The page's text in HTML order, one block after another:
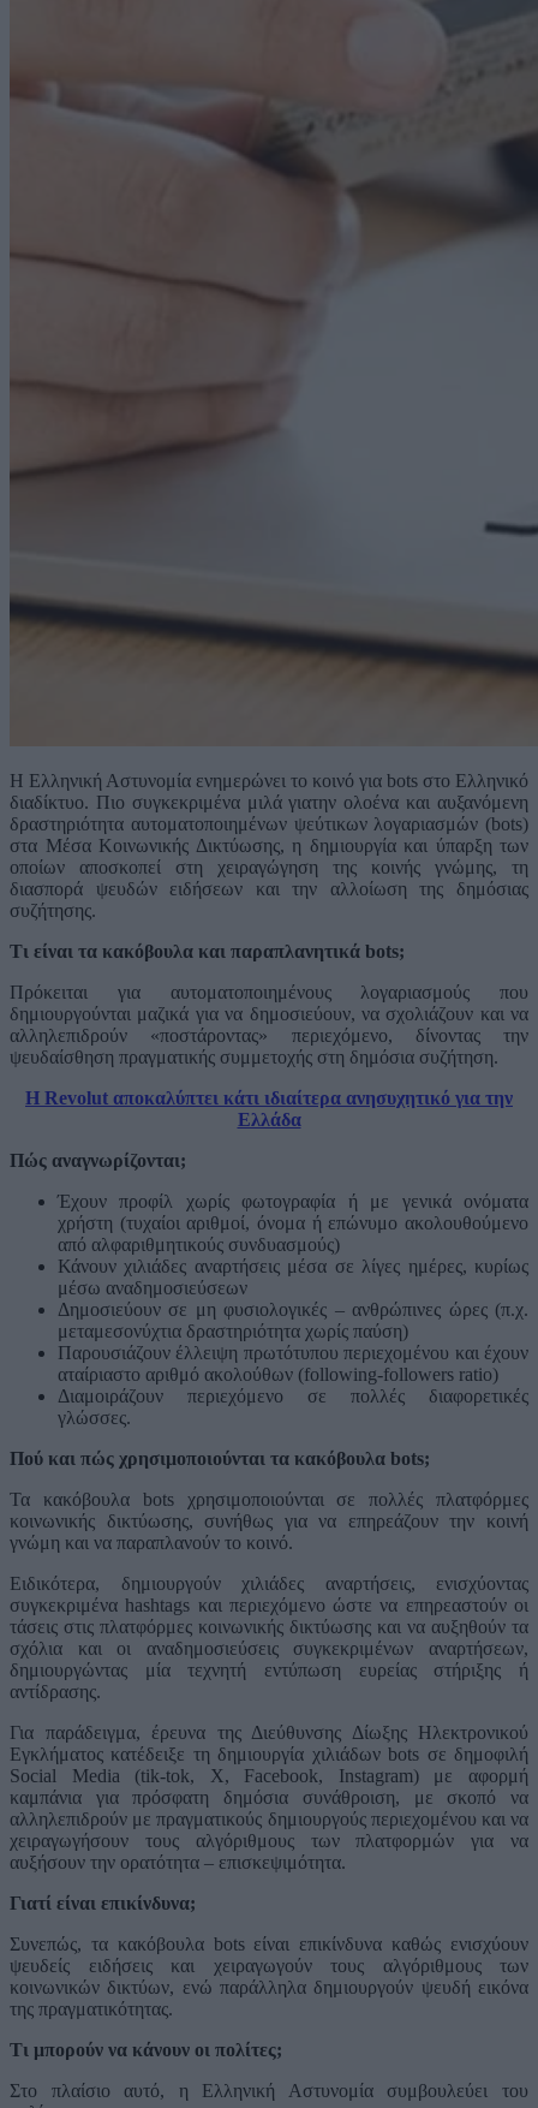
Η Ελληνική Αστυνομία ενημερώνει το κοινό για bots στο Ελληνικό
διαδίκτυο. Πιο συγκεκριμένα μιλά γιατην ολοένα και αυξανόμενη
δραστηριότητα αυτοματοποιημένων ψεύτικων λογαριασμών (bots)
στα Μέσα Κοινωνικής Δικτύωσης, η δημιουργία και ύπαρξη των
οποίων αποσκοπεί στη χειραγώγηση της κοινής γνώμης, τη
διασπορά ψευδών ειδήσεων και την αλλοίωση της δημόσιας
συζήτησης.
Τι είναι τα κακόβουλα και παραπλανητικά bots;
Πρόκειται για αυτοματοποιημένους λογαριασμούς που
δημιουργούνται μαζικά για να δημοσιεύουν, να σχολιάζουν και να
αλληλεπιδρούν «ποστάροντας» περιεχόμενο, δίνοντας την
ψευδαίσθηση πραγματικής συμμετοχής στη δημόσια συζήτηση.
Η Revolut αποκαλύπτει κάτι ιδιαίτερα ανησυχητικό για την
Ελλάδα
Πώς αναγνωρίζονται;
Έχουν προφίλ χωρίς φωτογραφία ή με γενικά ονόματα
χρήστη (τυχαίοι αριθμοί, όνομα ή επώνυμο ακολουθούμενο
από αλφαριθμητικούς συνδυασμούς)
Κάνουν χιλιάδες αναρτήσεις μέσα σε λίγες ημέρες, κυρίως
μέσω αναδημοσιεύσεων
Δημοσιεύουν σε μη φυσιολογικές – ανθρώπινες ώρες (π.χ.
μεταμεσονύχτια δραστηριότητα χωρίς παύση)
Παρουσιάζουν έλλειψη πρωτότυπου περιεχομένου και έχουν
αταίριαστο αριθμό ακολούθων (following-followers ratio)
Διαμοιράζουν περιεχόμενο σε πολλές διαφορετικές
γλώσσες.
Πού και πώς χρησιμοποιούνται τα κακόβουλα bots;
Τα κακόβουλα bots χρησιμοποιούνται σε πολλές πλατφόρμες
κοινωνικής δικτύωσης, συνήθως για να επηρεάζουν την κοινή
γνώμη και να παραπλανούν το κοινό.
Ειδικότερα, δημιουργούν χιλιάδες αναρτήσεις, ενισχύοντας
συγκεκριμένα hashtags και περιεχόμενο ώστε να επηρεαστούν οι
τάσεις στις πλατφόρμες κοινωνικής δικτύωσης και να αυξηθούν τα
σχόλια και οι αναδημοσιεύσεις συγκεκριμένων αναρτήσεων,
δημιουργώντας μία τεχνητή εντύπωση ευρείας στήριξης ή
αντίδρασης.
Για παράδειγμα, έρευνα της Διεύθυνσης Δίωξης Ηλεκτρονικού
Εγκλήματος κατέδειξε τη δημιουργία χιλιάδων bots σε δημοφιλή
Social Media (tik-tok, X, Facebook, Instagram) με αφορμή
καμπάνια για πρόσφατη δημόσια συνάθροιση, με σκοπό να
αλληλεπιδρούν με πραγματικούς δημιουργούς περιεχομένου και να
χειραγωγήσουν τους αλγόριθμους των πλατφορμών για να
αυξήσουν την ορατότητα – επισκεψιμότητα.
Γιατί είναι επικίνδυνα;
Συνεπώς, τα κακόβουλα bots είναι επικίνδυνα καθώς ενισχύουν
ψευδείς ειδήσεις και χειραγωγούν τους αλγόριθμους των
κοινωνικών δικτύων, ενώ παράλληλα δημιουργούν ψευδή εικόνα
της πραγματικότητας.
Τι μπορούν να κάνουν οι πολίτες;
Στο πλαίσιο αυτό, η Ελληνική Αστυνομία συμβουλεύει του